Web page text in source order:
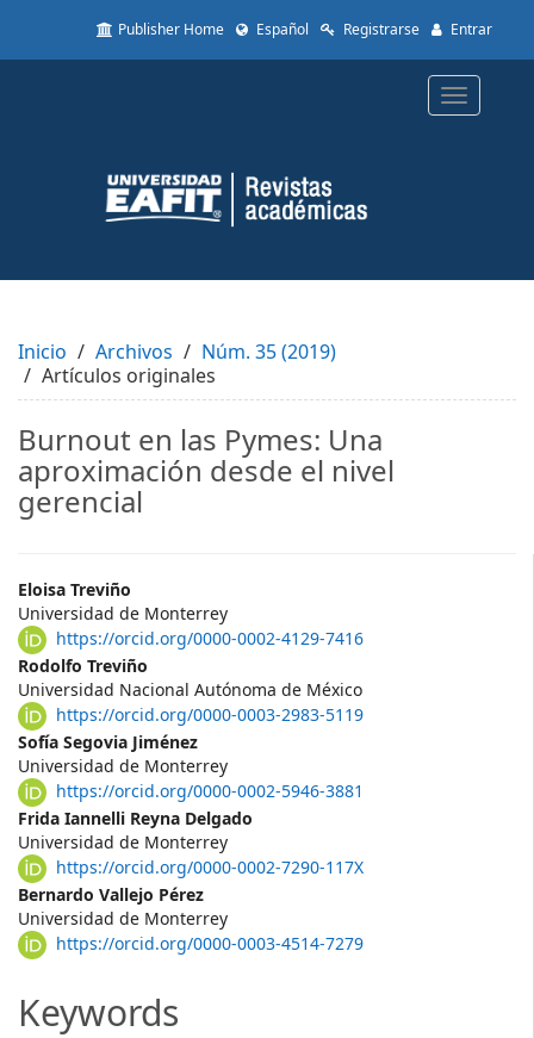
to
Content
Sidebar
Publisher Home Español Registrarse Entrar
Toggle
Inicio Archivos
Núm. 35 (2019)
Artículos originales
Burnout en las Pymes: Una
aproximación desde el nivel
gerencial
Main
Article
Content
Eloisa Treviño
Universidad de Monterrey
https://orcid.org/0000-0002-4129-7416
Rodolfo Treviño
Universidad Nacional Autónoma de México
https://orcid.org/0000-0003-2983-5119
Sofía Segovia Jiménez
Universidad de Monterrey
https://orcid.org/0000-0002-5946-3881
Frida Iannelli Reyna Delgado
Universidad de Monterrey
https://orcid.org/0000-0002-7290-117X
Bernardo Vallejo Pérez
Universidad de Monterrey
https://orcid.org/0000-0003-4514-7279
Keywords